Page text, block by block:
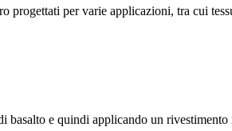
progettati per varie applicazioni, tra cui
e quindi applicando un